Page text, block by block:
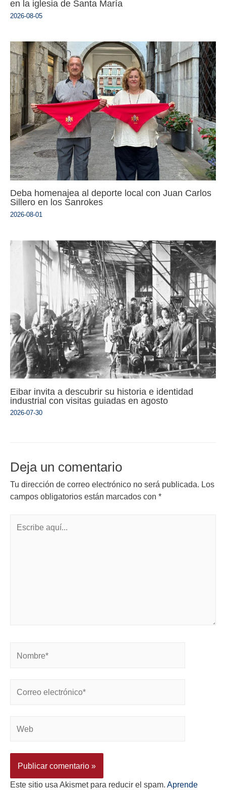
en la iglesia de Santa María
2026-08-05
Deba homenajea al deporte local con Juan Carlos
Sillero en los Sanrokes
2026-08-01
Eibar invita a descubrir su historia e identidad
industrial con visitas guiadas en agosto
2026-07-30
Deja un comentario
Tu dirección de correo electrónico no será publicada. Los
campos obligatorios están marcados con *
Este sitio usa Akismet para reducir el spam. Aprende